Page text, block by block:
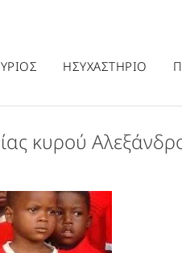
ΗΣΥΧΑΣΤΗΡΙΟ
κυρού